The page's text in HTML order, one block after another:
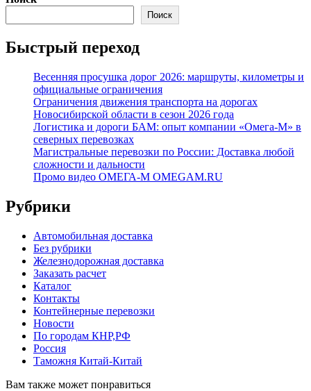
Поиск
Быстрый переход
Весенняя просушка дорог 2026: маршруты, километры и
официальные ограничения
Ограничения движения транспорта на дорогах
Новосибирской области в сезон 2026 года
Логистика и дороги БАМ: опыт компании «Омега-М» в
северных перевозках
Магистральные перевозки по России: Доставка любой
сложности и дальности
Промо видео ОМЕГА-М OMEGAM.RU
Рубрики
Автомобильная доставка
Без рубрики
Железнодорожная доставка
Заказать расчет
Каталог
Контакты
Контейнерные перевозки
Новости
По городам КНР,РФ
Россия
Таможня Китай-Китай
Вам также может понравиться